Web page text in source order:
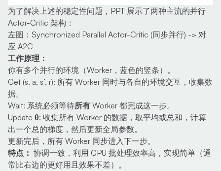
为了解决上述的稳定性问题，PPT 展示了两种主流的并行
Actor-Critic 架构：
左图：Synchronized Parallel Actor-Critic (同步并行) -> 对
应 A2C
工作原理：
你有多个并行的环境（Worker，蓝色的竖条）。
Get (s, a, s’, r): 所有 Worker 同时与各自的环境交互，收集数
据。
Wait: 系统必须等待所有 Worker 都完成这一步。
Update θ: 收集所有 Worker 的数据，取平均或总和，计算
出一个总的梯度，然后更新全局参数。
更新完后，所有 Worker 同步进入下一步。
特点： 协调一致，利用 GPU 批处理效率高，实现简单（通
常比右边的更好用且效果不差）。